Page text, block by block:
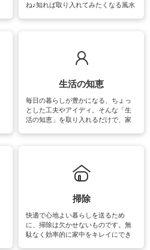
ね♪知れば取り入れてみたくなる風水
生活の知恵
毎日の暮らしが豊かになる、ちょっ
とした工夫やアイディ。そんな「生
活の知恵」を取り入れるだけで、家
掃除
快適で心地よい暮らしを送るため
に、掃除は欠かせないものです。無
駄なく効率的に家中をキレイにでき